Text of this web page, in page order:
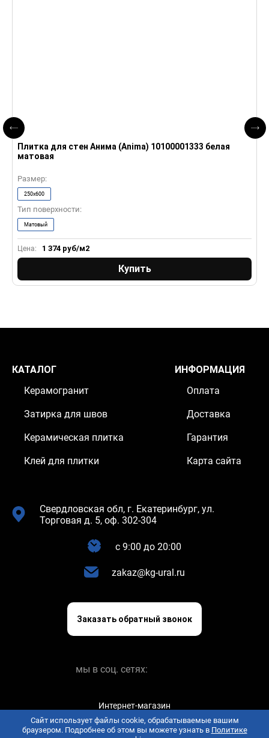
Плитка для стен Анима (Anima) 10100001333 белая
матовая
Цена: 1 374 руб/м2
Купить
Размер:
250x600
Тип поверхности:
Матовый
КАТАЛОГ
Керамогранит
Затирка для швов
Керамическая плитка
Клей для плитки
ИНФОРМАЦИЯ
Оплата
Доставка
Гарантия
Карта сайта
Свердловская обл, г. Екатеринбург, ул.
Торговая д. 5, оф. 302-304
c 9:00 до 20:00
zakaz@kg-ural.ru
Заказать обратный звонок
мы в соц. сетях:
Интернет-магазин
keramogranit.online © 2026
Сайт использует файлы cookie, обрабатываемые вашим
браузером. Подробнее об этом вы можете узнать в Политике